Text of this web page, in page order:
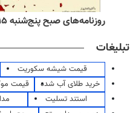
روزنامه‌های ورزشی پنج‌شنبه ۱۵ مرداد ۱۴۰۵
تبلیغات
قیمت شیشه سکوریت
خرید طلای آب شده
قیمت
استند تسلیت